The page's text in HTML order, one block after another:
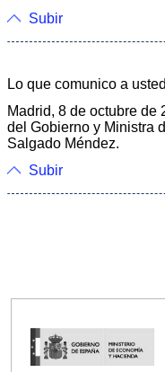
Subir
Lo que comunico a
Madrid, 8 de octubre de
del Gobierno y Ministra
Salgado Méndez.
Subir